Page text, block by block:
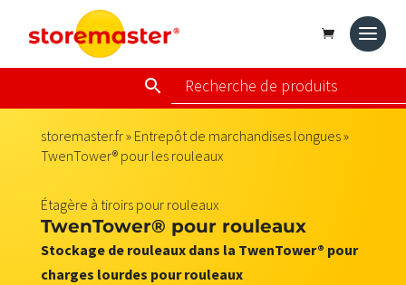
storemaster.fr» Entrepôt de marchandises longues»
TwenTower® pour les rouleaux
Étagère à tiroirs pour rouleaux
TwenTower® pour rouleaux
Stockage de rouleaux dans la TwenTower® pour
charges lourdes pour rouleaux